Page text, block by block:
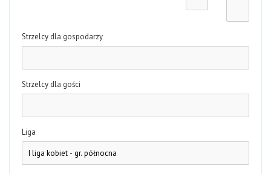
Strzelcy dla gospodarzy
Strzelcy dla gości
Liga